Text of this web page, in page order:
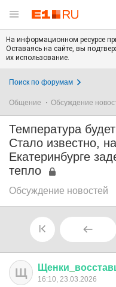
На информационном ресурсе
Оставаясь на сайте, вы
их использование.
Поиск по форумам
Общение Обсуждение
Температура
Стало известно,
Екатеринбурге
тепло
Обсуждение новостей
Щ Щенки
16:10, 23.03.2026